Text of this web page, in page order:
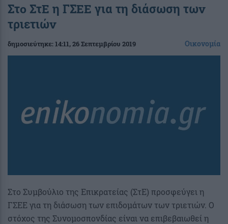
Στο ΣτΕ η ΓΣΕΕ για τη διάσωση των
τριετιών
δημοσιεύτηκε:14:11, 26 Σεπτεμβρίου 2019 Οικονομία
Στο Συμβούλιο της Επικρατείας (ΣτΕ) προσφεύγει η
ΓΣΕΕ για τη διάσωση των επιδομάτων των τριετιών. Ο
στόχος της Συνομοσπονδίας είναι να επιβεβαιωθεί η